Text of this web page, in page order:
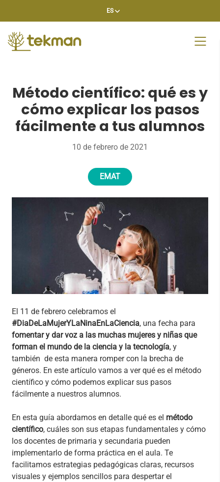
ES
Método científico: qué es y
cómo explicar los pasos
fácilmente a tus alumnos
10 de febrero de 2021
EMAT
El 11 de febrero celebramos el
#DiaDeLaMujerYLaNinaEnLaCiencia, una fecha para
fomentar y dar voz a las muchas mujeres y niñas que
forman el mundo de la ciencia y la tecnología, y
también de esta manera romper con la brecha de
géneros. En este artículo vamos a ver qué es el método
científico y cómo podemos explicar sus pasos
fácilmente a nuestros alumnos.
En esta guía abordamos en detalle qué es el método
científico, cuáles son sus etapas fundamentales y cómo
los docentes de primaria y secundaria pueden
implementarlo de forma práctica en el aula. Te
facilitamos estrategias pedagógicas claras, recursos
visuales y ejemplos sencillos para despertar el